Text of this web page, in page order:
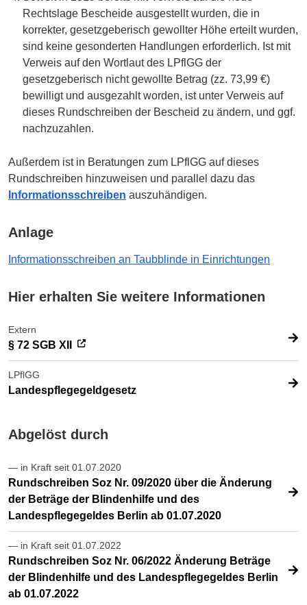
Rechtslage Bescheide ausgestellt wurden, die in
korrekter, gesetzgeberisch gewollter Höhe erteilt wurden,
sind keine gesonderten Handlungen erforderlich. Ist mit
Verweis auf den Wortlaut des LPflGG der
gesetzgeberisch nicht gewollte Betrag (zz. 73,99 €)
bewilligt und ausgezahlt worden, ist unter Verweis auf
dieses Rundschreiben der Bescheid zu ändern, und ggf.
nachzuzahlen.
Außerdem ist in Beratungen zum LPflGG auf dieses
Rundschreiben hinzuweisen und parallel dazu das
Informationsschreiben auszuhändigen.
Anlage
Informationsschreiben an Taubblinde in Einrichtungen
Hier erhalten Sie weitere Informationen
Extern
§ 72 SGB XII
LPflGG
Landespflegegeldgesetz
Abgelöst durch
— in Kraft seit 01.07.2020
Rundschreiben Soz Nr. 09/2020 über die Änderung
der Beträge der Blindenhilfe und des
Landespflegegeldes Berlin ab 01.07.2020
— in Kraft seit 01.07.2022
Rundschreiben Soz Nr. 06/2022 Änderung Beträge
der Blindenhilfe und des Landespflegegeldes Berlin
ab 01.07.2022